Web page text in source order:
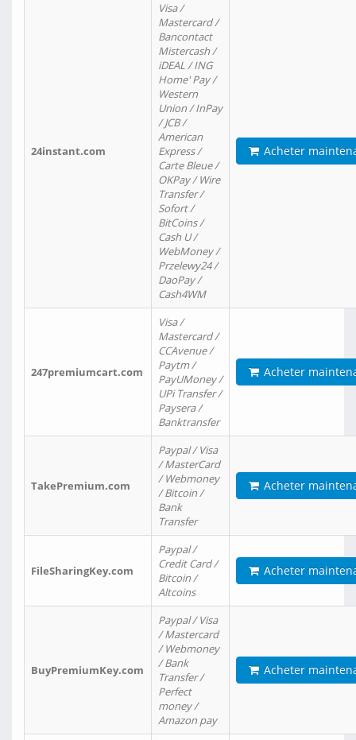
24instant.com
Visa /
Mastercard /
Bancontact
Mistercash /
iDEAL / ING
Home' Pay /
Western
Union / InPay
/ JCB /
American
Express /
Carte Bleue /
OKPay / Wire
Transfer /
Sofort /
BitCoins /
Cash U /
WebMoney /
Przelewy24 /
DaoPay /
Cash4WM
Acheter
247premiumcart.com
Visa /
Mastercard /
CCAvenue /
Paytm /
PayUMoney /
UPi Transfer /
Paysera /
Banktransfer
Acheter
TakePremium.com
Paypal / Visa
/ MasterCard
/ Webmoney
/ Bitcoin /
Bank
Transfer
Acheter
FileSharingKey.com
Paypal /
Credit Card /
Bitcoin /
Altcoins
Acheter
BuyPremiumKey.com
Paypal / Visa
/ Mastercard
/ Webmoney
/ Bank
Transfer /
Perfect
money /
Amazon pay
Acheter